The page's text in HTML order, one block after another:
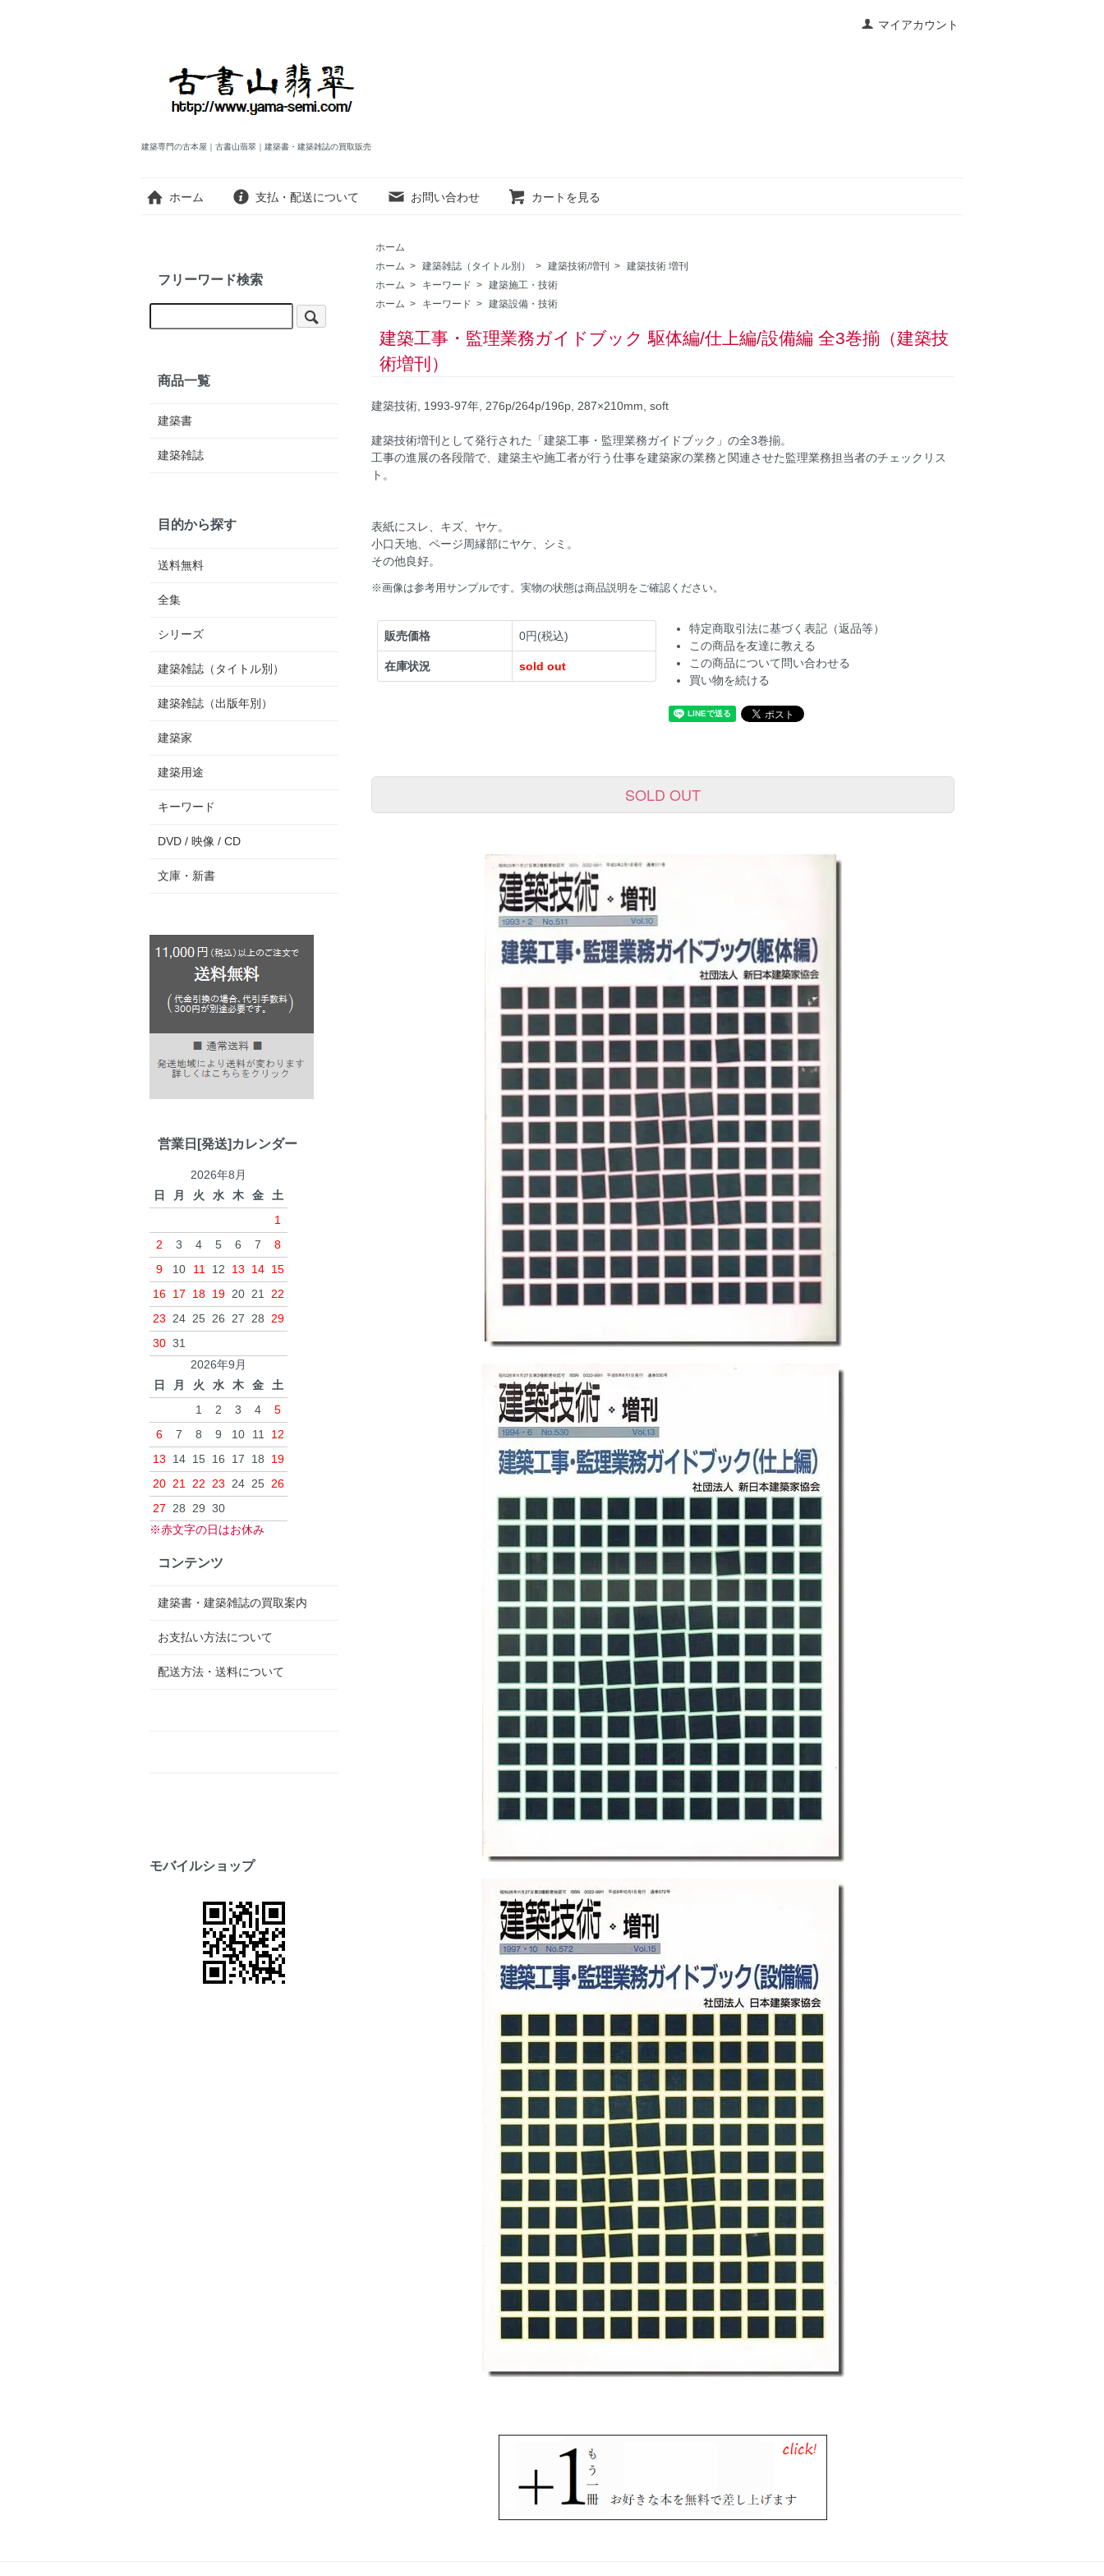
マイアカウント
建築専門の古本屋｜古書山翡翠｜建築書・建築雑誌の買取販売
ホーム 支払・配送について お問い合わせ カートを見る
ホーム
ホーム > 建築雑誌（タイトル別） > 建築技術/増刊 > 建築技術 増刊
ホーム > キーワード > 建築施工・技術
ホーム > キーワード > 建築設備・技術
建築工事・監理業務ガイドブック 駆体編/仕上編/設備編 全3巻揃（建築技
術増刊）
建築技術, 1993-97年, 276p/264p/196p, 287×210mm, soft
建築技術増刊として発行された「建築工事・監理業務ガイドブック」の全3巻揃。
工事の進展の各段階で、建築主や施工者が行う仕事を建築家の業務と関連させた監理業務担当者のチェックリス
ト。
表紙にスレ、キズ、ヤケ。
小口天地、ページ周縁部にヤケ、シミ。
その他良好。
※画像は参考用サンプルです。実物の状態は商品説明をご確認ください。
販売価格 0円(税込)
在庫状況 sold out
特定商取引法に基づく表記（返品等）
この商品を友達に教える
この商品について問い合わせる
買い物を続ける
SOLD OUT
フリーワード検索
商品一覧
建築書
建築雑誌
目的から探す
送料無料
全集
シリーズ
建築雑誌（タイトル別）
建築雑誌（出版年別）
建築家
建築用途
キーワード
DVD / 映像 / CD
文庫・新書
営業日[発送]カレンダー
2026年8月
日
月 火 水 木 金
土
1
2
3 4 5 6 7
8
9
10 11 12 13 14 15
16 17 18 19 20 21 22
23 24 25 26 27 28 29
30 31
2026年9月
日
月 火 水 木 金
土
1
2 3 4
5
6
7 8 9 10 11
12
13
14 15 16 17 18
19
20 21 22 23 24 25 26
27 28 29 30
※赤文字の日はお休み
コンテンツ
建築書・建築雑誌の買取案内
お支払い方法について
配送方法・送料について
モバイルショップ